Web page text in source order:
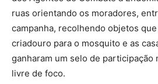
ruas orientando os moradores,
campanha, recolhendo objetos
criadouro para o mosquito e as
ganharam um selo de participação
livre de foco.